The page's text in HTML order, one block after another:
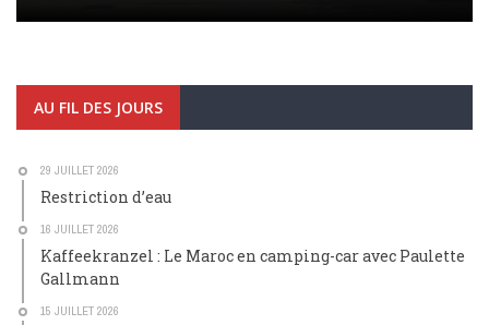
AU FIL DES JOURS
29 JUILLET 2026
Restriction d’eau
16 JUILLET 2026
Kaffeekranzel : Le Maroc en camping-car avec Paulette
Gallmann
15 JUILLET 2026